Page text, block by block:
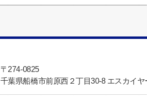
〒274-0825
千葉県船橋市前原西２丁目30-8 エスカイヤ